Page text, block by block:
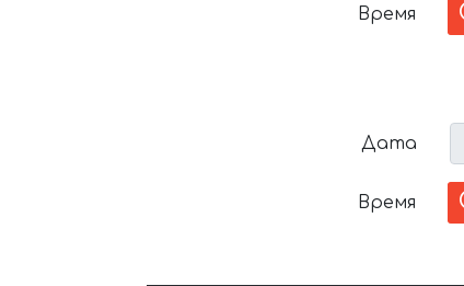
Время
Дата
Время